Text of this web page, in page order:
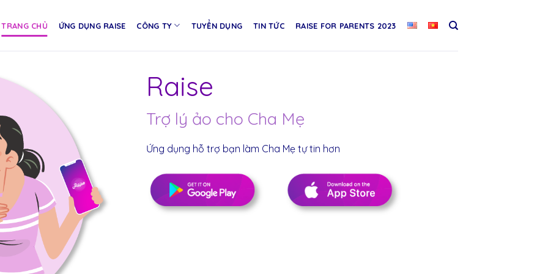
TRANG CHỦ ỨNG DỤNG RAISE CÔNG TY TUYỂN DỤNG TIN TỨC RAISE FOR PARENTS 2023
Raise
Trợ lý ảo cho Cha Mẹ
Ứng dụng hỗ trợ bạn làm Cha Mẹ tự tin hơn